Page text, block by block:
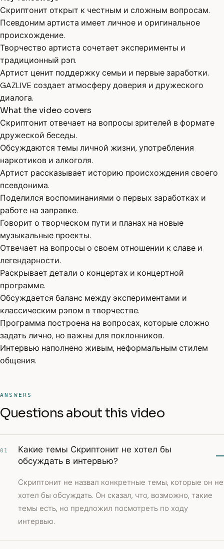
Скриптонит открыт к честным и сложным вопросам.
Псевдоним артиста имеет личное и оригинальное
происхождение.
Творчество артиста сочетает эксперименты и
традиционный рэп.
Артист ценит поддержку семьи и первые заработки.
GAZLIVE создает атмосферу доверия и дружеского
диалога.
What the video covers
Скриптонит отвечает на вопросы зрителей в формате
дружеской беседы.
Обсуждаются темы личной жизни, употребления
наркотиков и алкоголя.
Артист рассказывает историю происхождения своего
псевдонима.
Поделился воспоминаниями о первых заработках и
работе на заправке.
Говорит о творческом пути и планах на новые
музыкальные проекты.
Отвечает на вопросы о своем отношении к славе и
легендарности.
Раскрывает детали о концертах и концертной
программе.
Обсуждается баланс между экспериментами и
классическим рэпом в творчестве.
Программа построена на вопросах, которые сложно
задать лично, но важны для поклонников.
Интервью наполнено живым, неформальным стилем
общения.
ANSWERS
Questions about this video
01
Какие темы Скриптонит не хотел бы
обсуждать в интервью?
Скриптонит не назвал конкретные темы, которые он не
хотел бы обсуждать. Он сказал, что, возможно, такие
темы есть, но предложил посмотреть по ходу
интервью.